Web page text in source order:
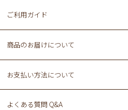
ご利用ガイド
商品のお届けについて
お支払い方法について
よくある質問 Q&A